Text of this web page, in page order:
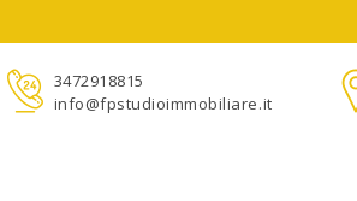
3472918815
info@fpstudioimmobiliare.it